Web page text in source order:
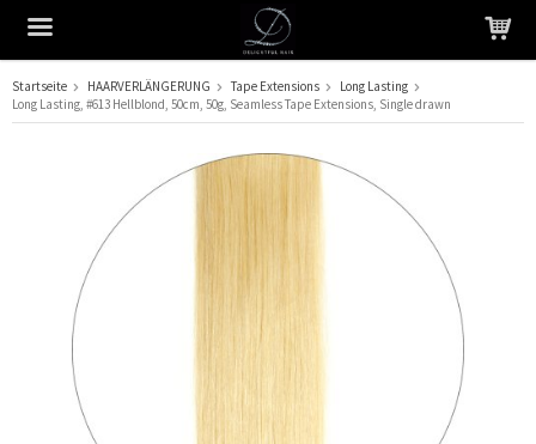
Das Produkt wurde in Ihren Warenkorb gelegt
Startseite HAARVERLÄNGERUNG Tape Extensions
Long Lasting
Long Lasting, #613 Hellblond, 50cm, 50g, Seamless Tape Extensions, Single drawn